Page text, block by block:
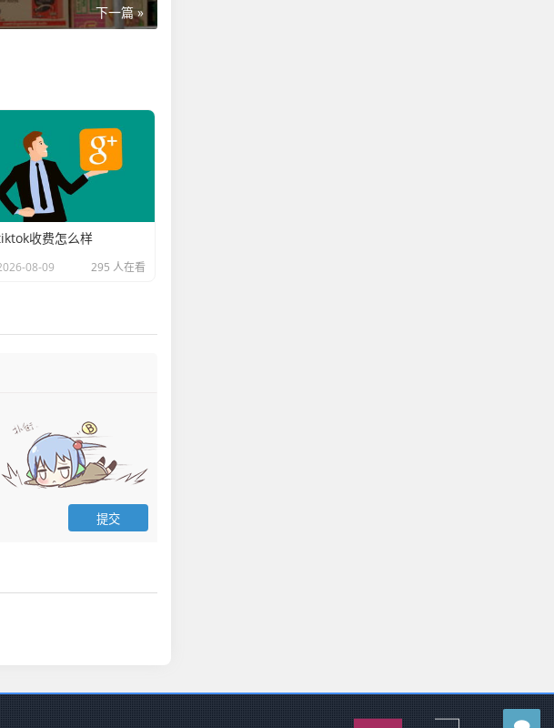
下一篇 »
收费怎么样
08-09 295 人在看